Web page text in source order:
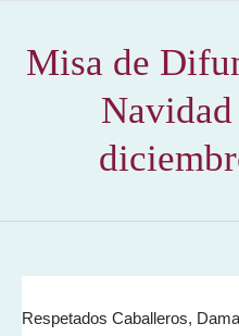
Misa de
Respetados Caballeros,